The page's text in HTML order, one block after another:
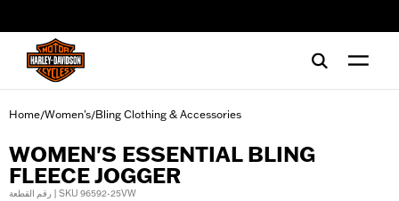
Home/Women's/Bling Clothing & Accessories
WOMEN'S ESSENTIAL BLING
FLEECE JOGGER
رقم القطعة | SKU 96592-25VW